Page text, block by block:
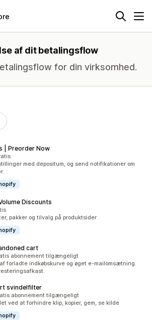
af dit betalingsflow
for din virksomhed.
| Preorder Now
i alt
med depositum, og send notifikationer om
Discounts
i alt
pakker og tilvalg på produktsider
cart
i altabonnement tilgængeligt
forladte indkøbskurve og øget e-mailomsætning.
svindelfilter
i altabonnement tilgængeligt
ved at forhindre klip, kopier, gem, se kilde